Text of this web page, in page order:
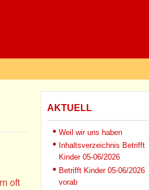
oft
AKTUELL
Weil wir uns haben
Inhaltsverzeichnis Betrifft
Kinder 05-06/2026
Betrifft Kinder 05-06/2026
vorab